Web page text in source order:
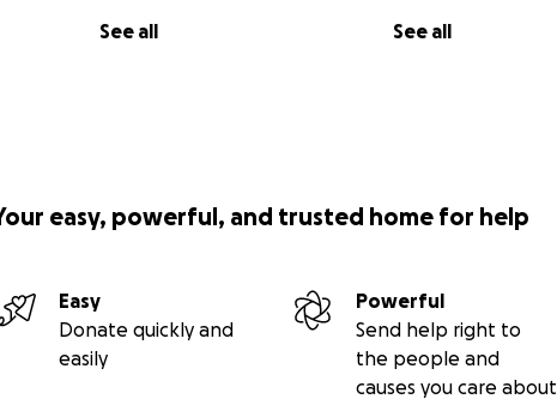
See all See all
easy, powerful, and trusted home for help
Easy
Donate quickly and
easily
Powerful
Send help right to
the people and
causes you care about